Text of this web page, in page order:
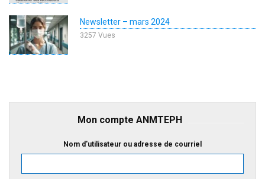
Newsletter – mars 2024
3257 Vues
Mon compte ANMTEPH
Nom d'utilisateur ou adresse de courriel